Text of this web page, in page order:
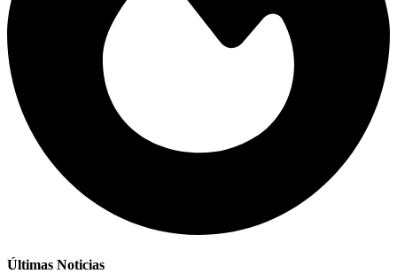
Últimas Noticias